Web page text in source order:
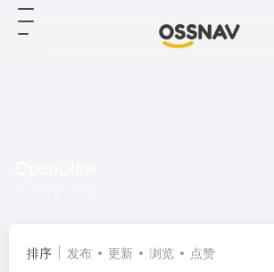
排序 发布 更新 浏览 点赞